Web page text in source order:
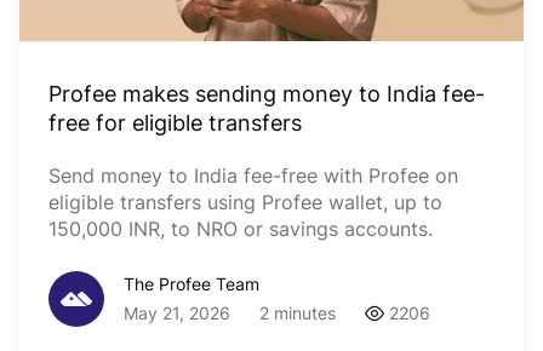
Profee makes sending money to India fee-
free for eligible transfers
Send money to India fee-free with Profee on
eligible transfers using Profee wallet, up to
150,000 INR, to NRO or savings accounts.
The Profee Team
May 21, 2026
2 minutes 2206